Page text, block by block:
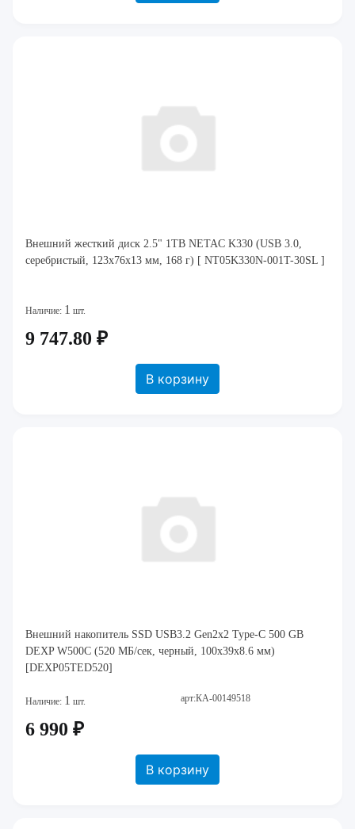
Внешний жесткий диск 2.5" 1TB NETAC K330 (USB 3.0,
серебристый, 123x76x13 мм, 168 г) [ NT05K330N-001T-30SL ]
Наличие: 1 шт.
9 747.80 ₽
В корзину
Внешний накопитель SSD USB3.2 Gen2x2 Type-C 500 GB
DEXP W500C (520 МБ/сек, черный, 100x39x8.6 мм)
[DEXP05TED520]
Наличие: 1 шт. арт:КА-00149518
6 990 ₽
В корзину